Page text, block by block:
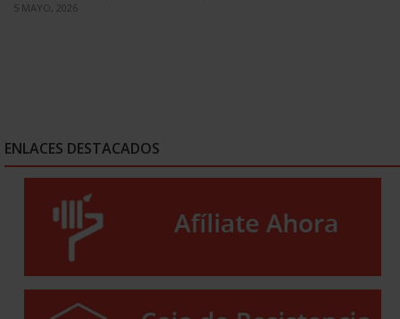
5 MAYO, 2026
ENLACES DESTACADOS